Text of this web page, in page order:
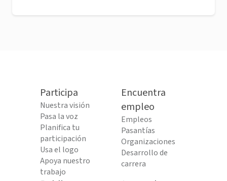
Participa
Nuestra visión
Pasa la voz
Planifica tu
participación
Usa el logo
Apoya nuestro
trabajo
Encuentra
empleo
Empleos
Pasantías
Organizaciones
Desarrollo de
carrera